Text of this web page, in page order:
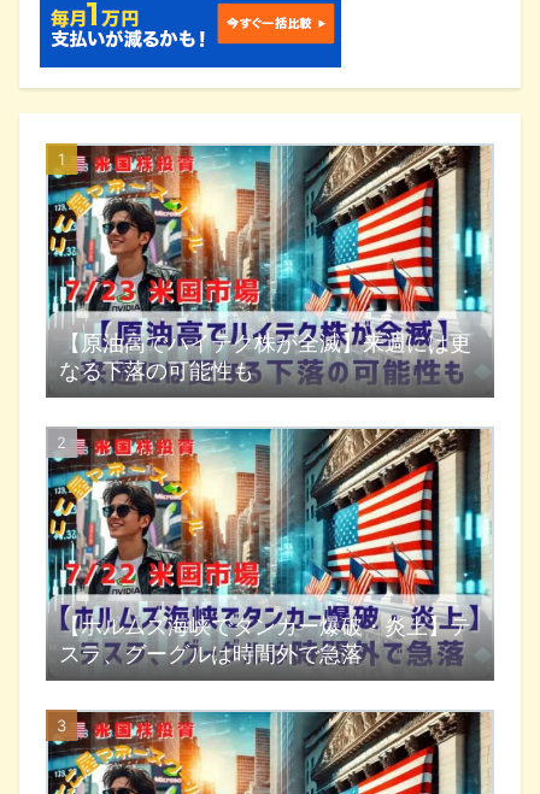
【原油高でハイテク株が全滅】来週には更
なる下落の可能性も
【ホルムズ海峡でタンカー爆破・炎上】テ
スラ、グーグルは時間外で急落